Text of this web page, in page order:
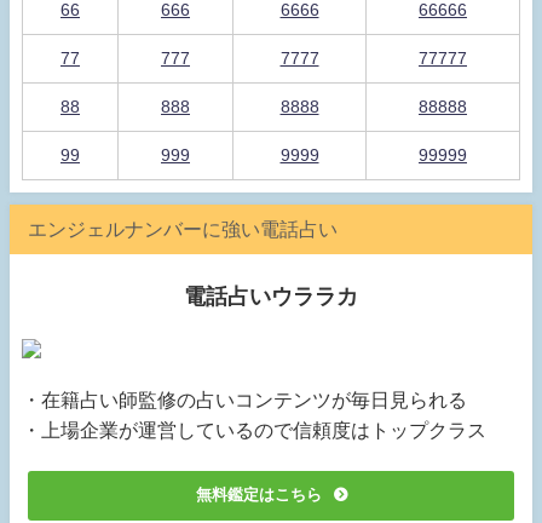
66 666 6666 66666
77 777 7777 77777
88 888 8888 88888
99 999 9999 99999
エンジェルナンバーに強い電話占い
電話占いウララカ
・在籍占い師監修の占いコンテンツが毎日見られる
・上場企業が運営しているので信頼度はトップクラス
無料鑑定はこちら